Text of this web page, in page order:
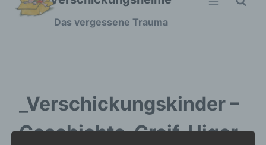
Zum
Das vergessene Trauma
_Verschickungskinder –
Geschichte-Greif-Higer